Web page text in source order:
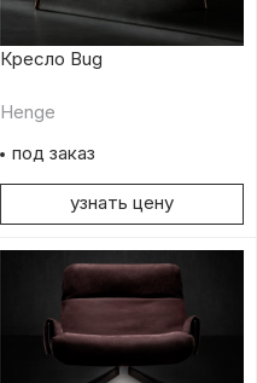
Кресло Bug
Henge
под заказ
узнать цену